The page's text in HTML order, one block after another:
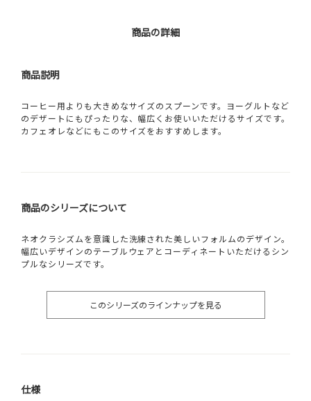
商品の詳細
商品説明
コーヒー用よりも大きめなサイズのスプーンです。ヨーグルトなど
のデザートにもぴったりな、幅広くお使いいただけるサイズです。
カフェオレなどにもこのサイズをおすすめします。
商品のシリーズについて
ネオクラシズムを意識した洗練された美しいフォルムのデザイン。
幅広いデザインのテーブルウェアとコーディネートいただけるシン
プルなシリーズです。
このシリーズのラインナップを見る
仕様